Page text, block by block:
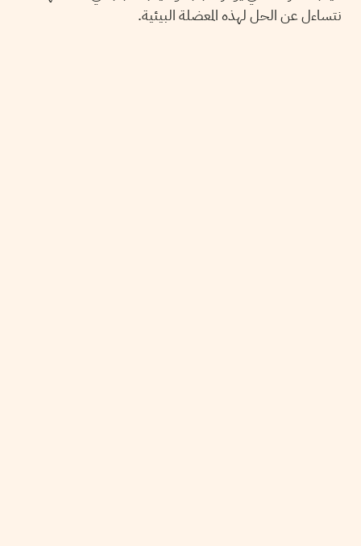
نتساءل عن الحل لهذه المعضلة البيئية.